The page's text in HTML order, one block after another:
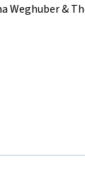
Weghuber &